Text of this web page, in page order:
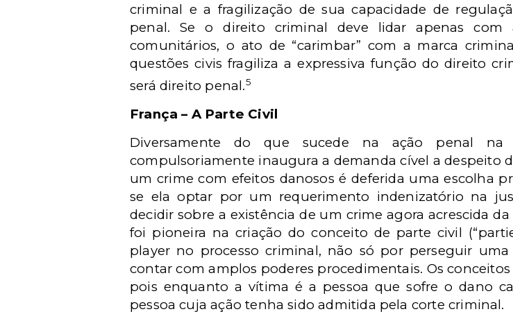
criminal e a fragilização de sua capacidade de
penal. Se o direito criminal deve lidar apenas com
comunitários, o ato de “carimbar” com a marca
questões civis fragiliza a expressiva função do direito
será direito penal.5
França – A Parte Civil
Diversamente do que sucede na ação penal
compulsoriamente inaugura a demanda cível a despeito
um crime com efeitos danosos é deferida uma escolha
se ela optar por um requerimento indenizatório na
decidir sobre a existência de um crime agora acrescida
foi pioneira na criação do conceito de parte civil
player no processo criminal, não só por perseguir
contar com amplos poderes procedimentais. Os
pois enquanto a vítima é a pessoa que sofre o dano
pessoa cuja ação tenha sido admitida pela corte criminal.